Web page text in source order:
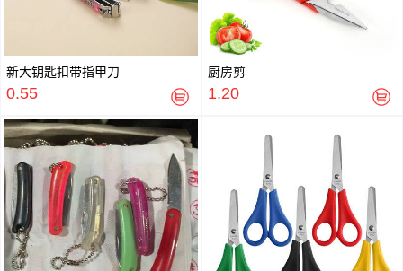
新大钥匙扣带指甲刀
0.55
厨房剪
1.20